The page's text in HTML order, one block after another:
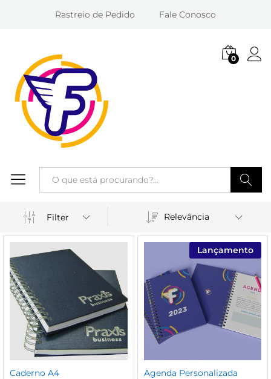
Rastreio de Pedido Fale Conosco
0
Filter
Relevância
Caderno A4
Lançamento
Agenda Personalizada